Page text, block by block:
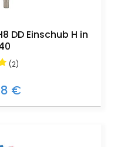
DD Einschub H in
(2)
€